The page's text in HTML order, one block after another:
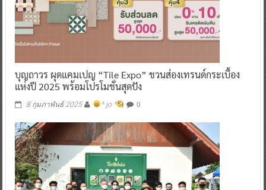
บุญถาวร ผุดแคมเปญ “Tile Expo” ชวนส่องเทรนด์กระเบื้อง
แห่งปี 2025 พร้อมโปรโมชั่นสุดปัง
8 กุมภาพันธ์ 2025 ^ jo ^ 0